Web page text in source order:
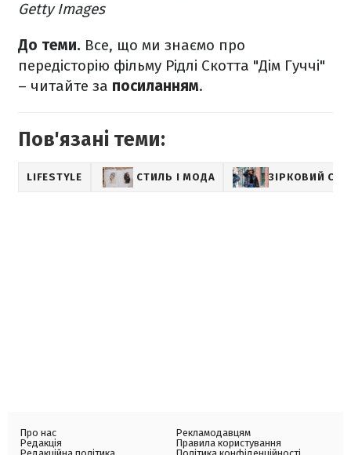
Getty Images
До теми. Все, що ми знаємо про
передісторію фільму Рідлі Скотта "Дім Гуччі"
– читайте за посиланням.
Пов'язані теми:
LIFESTYLE СТИЛЬ І МОДА ЗІРКОВИЙ
Про нас
Редакція
Рекламодавцям
Правила користування